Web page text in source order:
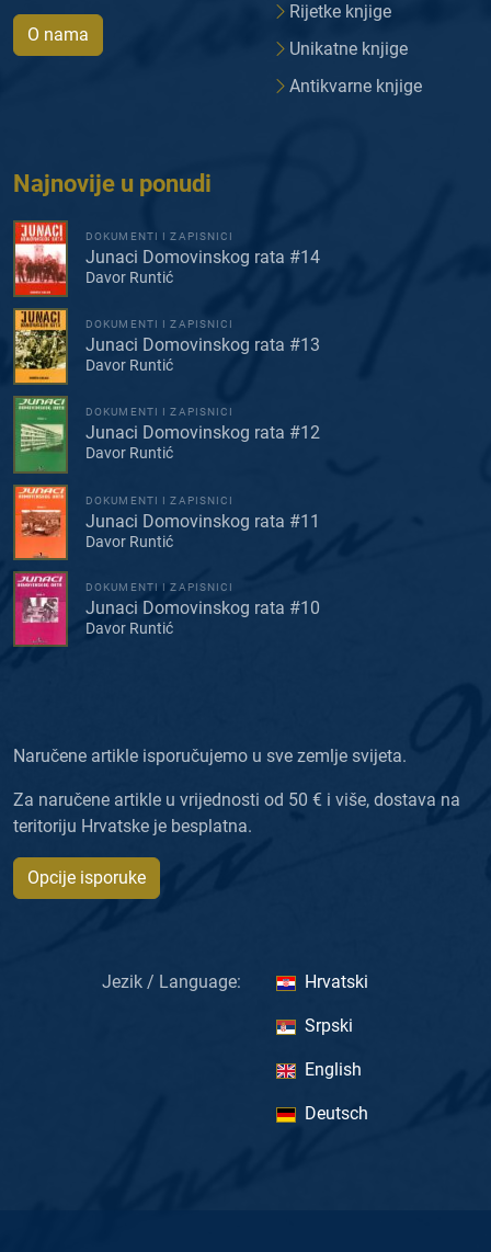
O nama
Rijetke knjige
Unikatne knjige
Antikvarne knjige
Najnovije u ponudi
DOKUMENTI I ZAPISNICI
Junaci Domovinskog rata #14
Davor Runtić
DOKUMENTI I ZAPISNICI
Junaci Domovinskog rata #13
Davor Runtić
DOKUMENTI I ZAPISNICI
Junaci Domovinskog rata #12
Davor Runtić
DOKUMENTI I ZAPISNICI
Junaci Domovinskog rata #11
Davor Runtić
DOKUMENTI I ZAPISNICI
Junaci Domovinskog rata #10
Davor Runtić
Naručene artikle isporučujemo u sve zemlje svijeta.
Za naručene artikle u vrijednosti od 50 € i više, dostava na
teritoriju Hrvatske je besplatna.
Opcije isporuke
Jezik / Language: Hrvatski
Srpski
English
Deutsch